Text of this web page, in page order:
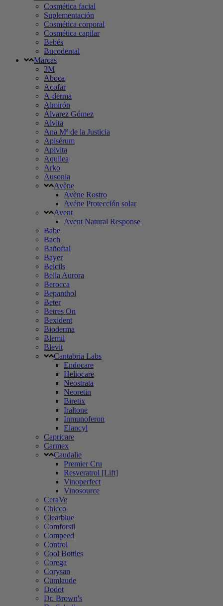
Cosmética facial
Suplementación
Cosmética corporal
Cosmética capilar
Bebés
Bucodental
Marcas
3M
Aboca
Acofar
A-derma
Almirón
Álvarez Gómez
Alvita
Ana Mª de la Justicia
Apisérum
Apivita
Aquilea
Arko
Ausonia
Avène
Avène Rostro
Avéne Protección solar
Avent
Avent Natural Response
Babe
Bach
Bañoftal
Bayer
Belcils
Bella Aurora
Berocca
Bepanthol
Beter
Betres On
Bexident
Bioderma
Blemil
Blevit
Cantabria Labs
Endocare
Heliocare
Neostrata
Neoretin
Biretix
Iraltone
Inmunoferon
Elancyl
Capricare
Carmex
Caudalie
Premier Cru
Resveratrol [Lift]
Vinoperfect
Vinosource
CeraVe
Chicco
Clearblue
Comforsil
Compeed
Control
Cool Bottles
Corega
Corysan
Cumlaude
Dodot
Dr. Brown's